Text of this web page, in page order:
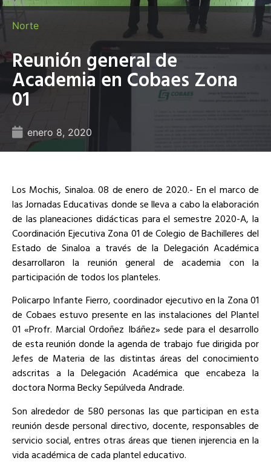
Norte
Reunión general de
Academia en Cobaes Zona
01
enero 8, 2020
Los Mochis, Sinaloa. 08 de enero de 2020.- En el marco de
las Jornadas Educativas donde se lleva a cabo la elaboración
de las planeaciones didácticas para el semestre 2020-A, la
Coordinación Ejecutiva Zona 01 de Colegio de Bachilleres del
Estado de Sinaloa a través de la Delegación Académica
desarrollaron la reunión general de academia con la
participación de todos los planteles.
Policarpo Infante Fierro, coordinador ejecutivo en la Zona 01
de Cobaes estuvo presente en las instalaciones del Plantel
01 «Profr. Marcial Ordoñez Ibáñez» sede para el desarrollo
de esta reunión donde la agenda de trabajo fue dirigida por
Jefes de Materia de las distintas áreas del conocimiento
adscritas a la Delegación Académica que encabeza la
doctora Norma Becky Sepúlveda Andrade.
Son alrededor de 580 personas las que participan en esta
reunión desde personal directivo, docente, responsables de
servicio social, entres otras áreas que tienen injerencia en la
vida académica de cada plantel educativo.